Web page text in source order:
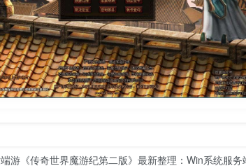
游《传奇世界魔游纪第二版》最新整理：Win系统服